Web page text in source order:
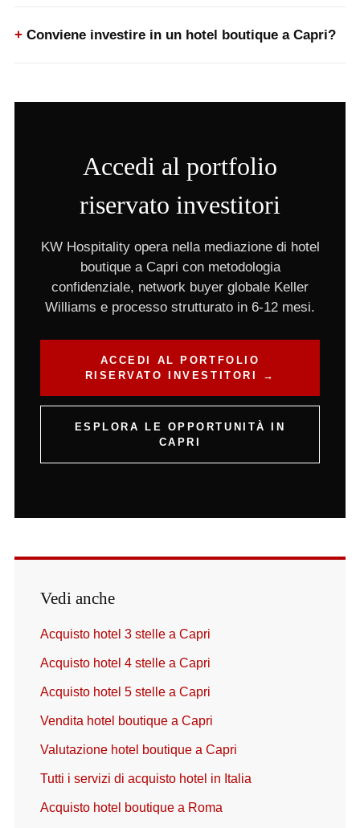
Conviene investire in un hotel boutique a Capri?
Accedi al portfolio
riservato investitori
KW Hospitality opera nella mediazione di hotel
boutique a Capri con metodologia
confidenziale, network buyer globale Keller
Williams e processo strutturato in 6-12 mesi.
ACCEDI AL PORTFOLIO
RISERVATO INVESTITORI →
ESPLORA LE OPPORTUNITÀ IN
CAPRI
Vedi anche
Acquisto hotel 3 stelle a Capri
Acquisto hotel 4 stelle a Capri
Acquisto hotel 5 stelle a Capri
Vendita hotel boutique a Capri
Valutazione hotel boutique a Capri
Tutti i servizi di acquisto hotel in Italia
Acquisto hotel boutique a Roma